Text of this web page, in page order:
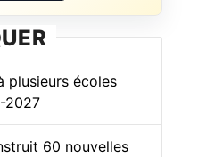
plusieurs écoles
2027
60 nouvelles